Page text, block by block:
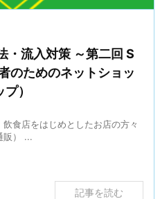
・流入対策 ～第二回 S
のためのネットショッ
）
食店をはじめとしたお店の方々
販） ...
記事を読む